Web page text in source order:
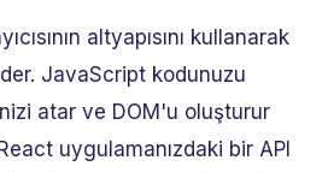
altyapısını kullanarak
JavaScript kodunuzu
atar ve DOM'u oluşturur
uygulamanızdaki bir API